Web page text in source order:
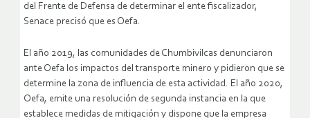
del Frente de Defensa de determinar el ente fiscalizador,
Senace precisó que es Oefa.
El año 2019, las comunidades de Chumbivilcas denunciaron
ante Oefa los impactos del transporte minero y pidieron que se
determine la zona de influencia de esta actividad. El año 2020,
Oefa, emite una resolución de segunda instancia en la que
establece medidas de mitigación y dispone que la empresa